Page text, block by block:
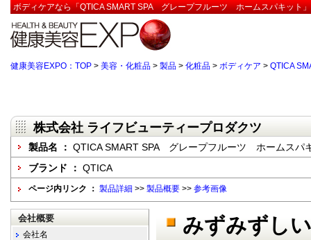
ボディケアなら「QTICA SMART SPA グレープフルーツ ホームスパキット
健康美容EXPO：TOP > 美容・化粧品 > 製品 > 化粧品 > ボディケア > QTICA
株式会社 ライフビューティープロダクツ
製品名 ： QTICA SMART SPA グレープフルーツ ホームスパ
ブランド ： QTICA
ページ内リンク ： 製品詳細 >> 製品概要 >> 参考画像
みずみずし
会社概要
会社名